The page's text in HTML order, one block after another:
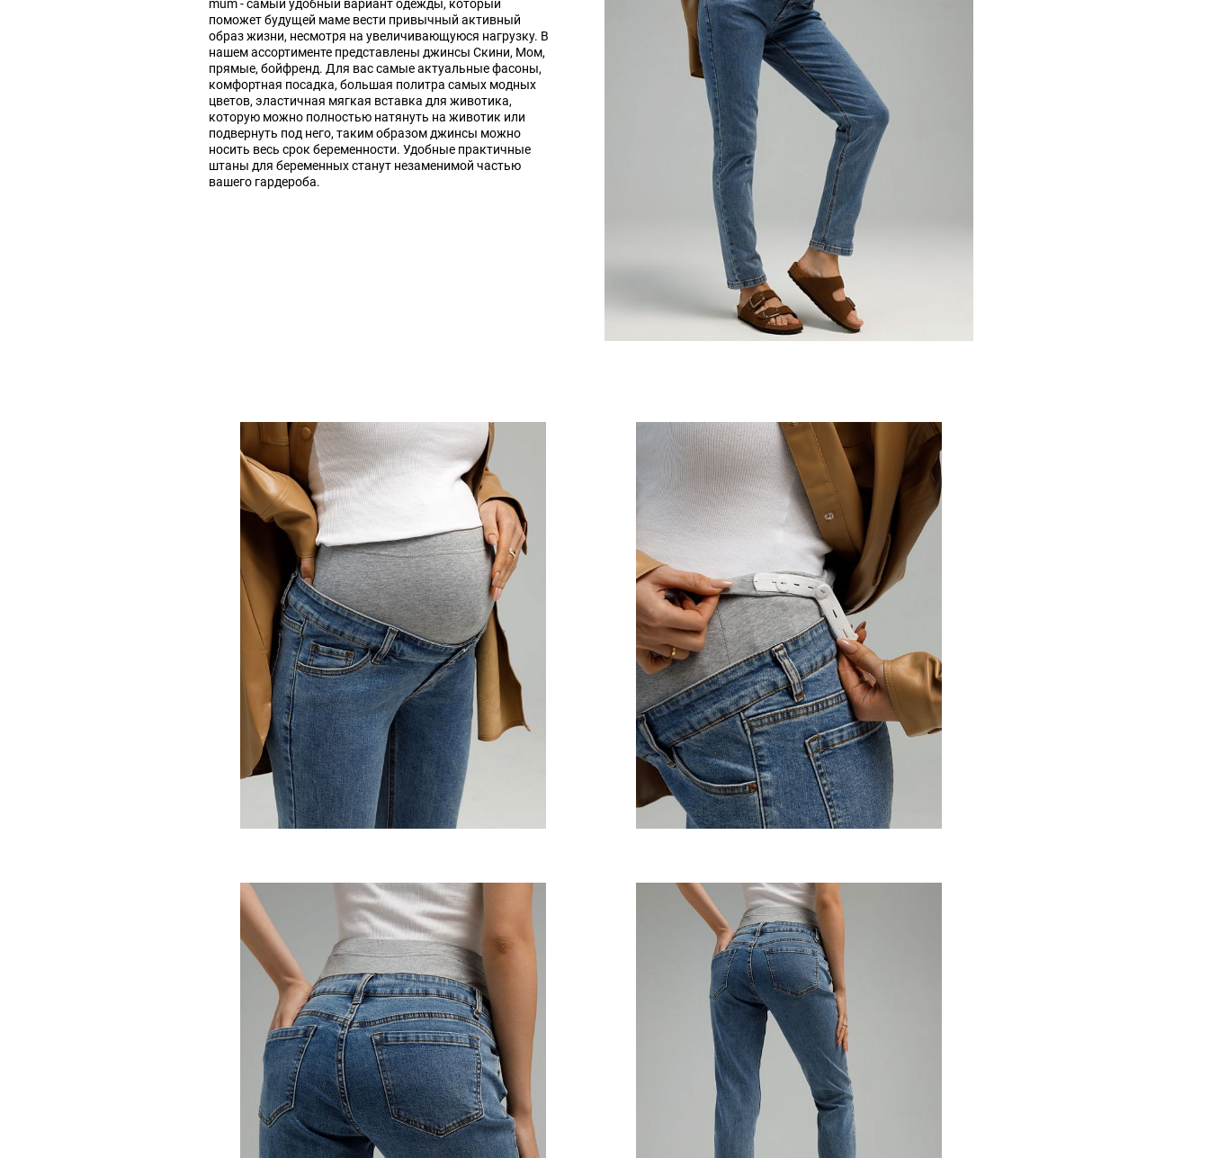
mum - самый удобный вариант одежды, который
поможет будущей маме вести привычный активный
образ жизни, несмотря на увеличивающуюся нагрузку. В
нашем ассортименте представлены джинсы Скини, Мом,
прямые, бойфренд. Для вас самые актуальные фасоны,
комфортная посадка, большая политра самых модных
цветов, эластичная мягкая вставка для животика,
которую можно полностью натянуть на животик или
подвернуть под него, таким образом джинсы можно
носить весь срок беременности. Удобные практичные
штаны для беременных станут незаменимой частью
вашего гардероба.